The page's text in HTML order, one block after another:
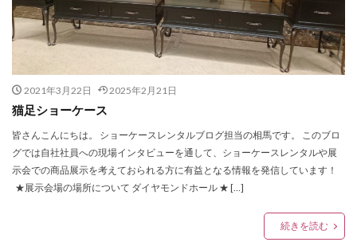
2021年3月22日 2025年2月21日
猫足ショーケース
皆さんこんにちは。 ショーケースレンタルブログ担当の相馬です。 このブロ
グでは自社社員への現場インタビューを通して、ショーケースレンタルや展
示会での商品展示を考えておられる方に有益となる情報を発信しています！
★展示会場の場所について ダイヤモンドホール ★ […]
続きを読む